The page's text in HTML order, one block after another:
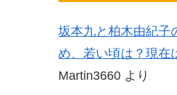
坂本九と柏木由紀子
め、若い頃は？現在
Martin3660 より